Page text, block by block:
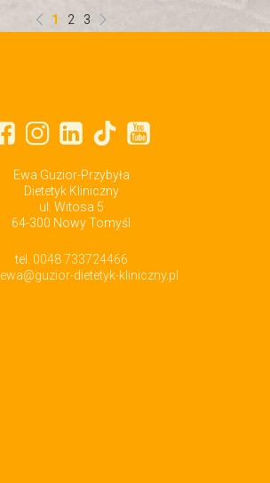
1 2 3
Ewa Guzior-Przybyła
Dietetyk Kliniczny
ul. Witosa 5
64-300 Nowy Tomyśl
tel. 0048 733724466
ewa@guzior-dietetyk-kliniczny.pl